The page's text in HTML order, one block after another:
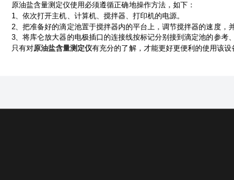
原油盐含量测定仪使用必须遵循正确地操作方法，如下：
1、依次打开主机、计算机、搅拌器、打印机的电源。
2、把准备好的滴定池置于搅拌器内的平台上，调节搅拌器的速度，并
3、将库仑放大器的电极插口的连接线按标记分别接到滴定池的参考
只有对原油盐含量测定仪有充分的了解，才能更好更便利的使用该